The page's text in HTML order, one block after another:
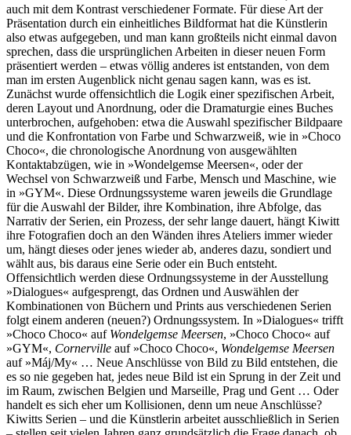
auch mit dem Kontrast verschiedener Formate. Für diese Art der
Präsentation durch ein einheitliches Bildformat hat die Künstlerin
also etwas aufgegeben, und man kann großteils nicht einmal davon
sprechen, dass die ursprünglichen Arbeiten in dieser neuen Form
präsentiert werden – etwas völlig anderes ist entstanden, von dem
man im ersten Augenblick nicht genau sagen kann, was es ist.
Zunächst wurde offensichtlich die Logik einer spezifischen Arbeit,
deren Layout und Anordnung, oder die Dramaturgie eines Buches
unterbrochen, aufgehoben: etwa die Auswahl spezifischer Bildpaare
und die Konfrontation von Farbe und Schwarzweiß, wie in »Choco
Choco«, die chronologische Anordnung von ausgewählten
Kontaktabzügen, wie in »Wondelgemse Meersen«, oder der
Wechsel von Schwarzweiß und Farbe, Mensch und Maschine, wie
in »GYM«. Diese Ordnungssysteme waren jeweils die Grundlage
für die Auswahl der Bilder, ihre Kombination, ihre Abfolge, das
Narrativ der Serien, ein Prozess, der sehr lange dauert, hängt Kiwitt
ihre Fotografien doch an den Wänden ihres Ateliers immer wieder
um, hängt dieses oder jenes wieder ab, anderes dazu, sondiert und
wählt aus, bis daraus eine Serie oder ein Buch entsteht.
Offensichtlich werden diese Ordnungssysteme in der Ausstellung
»Dialogues« aufgesprengt, das Ordnen und Auswählen der
Kombinationen von Büchern und Prints aus verschiedenen Serien
folgt einem anderen (neuen?) Ordnungssystem. In »Dialogues« trifft
»Choco Choco« auf Wondelgemse Meersen, »Choco Choco« auf
»GYM«, Cornerville auf »Choco Choco«, Wondelgemse Meersen
auf »Máj/My« … Neue Anschlüsse von Bild zu Bild entstehen, die
es so nie gegeben hat, jedes neue Bild ist ein Sprung in der Zeit und
im Raum, zwischen Belgien und Marseille, Prag und Gent … Oder
handelt es sich eher um Kollisionen, denn um neue Anschlüsse?
Kiwitts Serien – und die Künstlerin arbeitet ausschließlich in Serien